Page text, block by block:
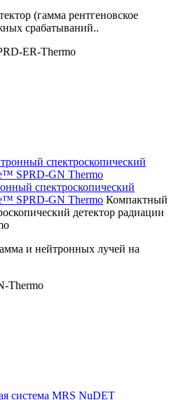
(гамма рентгеновское
срабатываний..
ER-Thermo
спектроскопический
SPRD-GN Thermo Компактный
детектор радиации
и нейтронных лучей на
Thermo